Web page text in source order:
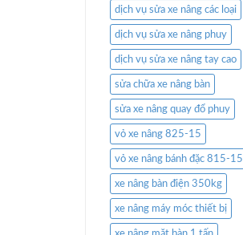
dịch vụ sửa xe nâng các loại
dịch vụ sửa xe nâng phuy
dịch vụ sửa xe nâng tay cao
sửa chữa xe nâng bàn
sửa xe nâng quay đổ phuy
vỏ xe nâng 825-15
vỏ xe nâng bánh đặc 815-15
xe nâng bàn điện 350kg
xe nâng máy móc thiết bị